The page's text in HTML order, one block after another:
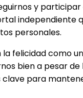
y
independiente
personales.
la felicidad como
bien a pesar de
para